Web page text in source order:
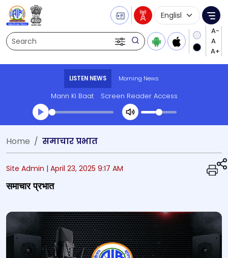
Search
Language
LISTEN NEWS Morning News
Mann Ki Baat Screen Reader Access
Transcript summary
Home समाचार प्रभात
Site Admin | April 23, 2025 9:17 AM
समाचार प्रभात